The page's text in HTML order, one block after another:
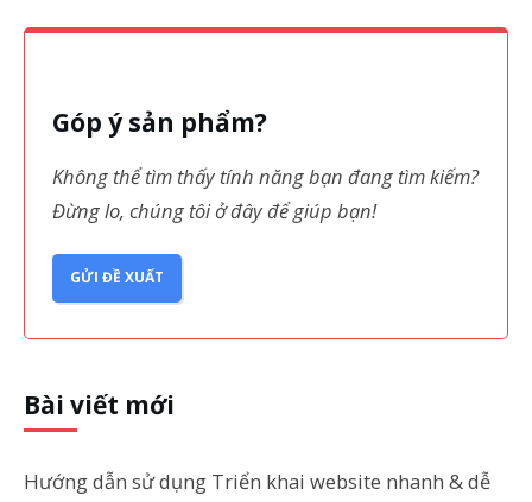
Góp ý sản phẩm?
Không thể tìm thấy tính năng bạn đang tìm kiếm?
Đừng lo, chúng tôi ở đây để giúp bạn!
GỬI ĐỀ XUẤT
Bài viết mới
Hướng dẫn sử dụng Triển khai website nhanh & dễ